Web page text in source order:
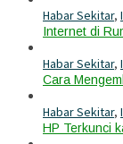
Habar Sekitar,
Internet di
Habar Sekitar,
Cara
Habar Sekitar,
HP Terkunci